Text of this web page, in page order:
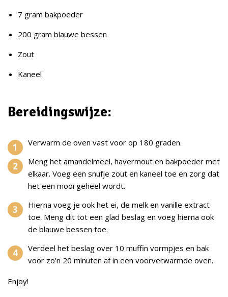
7 gram bakpoeder
200 gram blauwe bessen
Zout
Kaneel
Bereidingswijze:
Verwarm de oven vast voor op 180 graden.
Meng het amandelmeel, havermout en bakpoeder met
elkaar. Voeg een snufje zout en kaneel toe en zorg dat
het een mooi geheel wordt.
Hierna voeg je ook het ei, de melk en vanille extract
toe. Meng dit tot een glad beslag en voeg hierna ook
de blauwe bessen toe.
Verdeel het beslag over 10 muffin vormpjes en bak
voor zo’n 20 minuten af in een voorverwarmde oven.
Enjoy!